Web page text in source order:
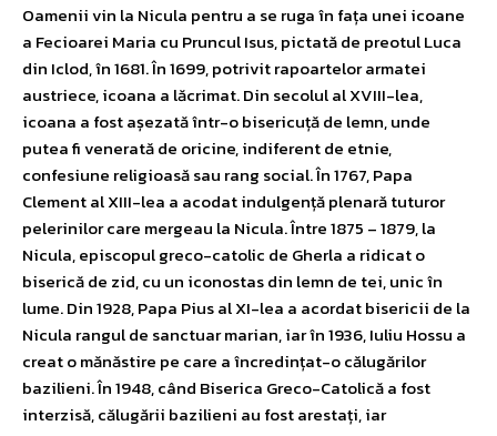
Oamenii vin la Nicula pentru a se ruga în fața unei icoane
a Fecioarei Maria cu Pruncul Isus, pictată de preotul Luca
din Iclod, în 1681. În 1699, potrivit rapoartelor armatei
austriece, icoana a lăcrimat. Din secolul al XVIII-lea,
icoana a fost așezată într-o bisericuță de lemn, unde
putea fi venerată de oricine, indiferent de etnie,
confesiune religioasă sau rang social. În 1767, Papa
Clement al XIII-lea a acodat indulgență plenară tuturor
pelerinilor care mergeau la Nicula. Între 1875 – 1879, la
Nicula, episcopul greco-catolic de Gherla a ridicat o
biserică de zid, cu un iconostas din lemn de tei, unic în
lume. Din 1928, Papa Pius al XI-lea a acordat bisericii de la
Nicula rangul de sanctuar marian, iar în 1936, Iuliu Hossu a
creat o mănăstire pe care a încredințat-o călugărilor
bazilieni. În 1948, când Biserica Greco-Catolică a fost
interzisă, călugării bazilieni au fost arestați, iar